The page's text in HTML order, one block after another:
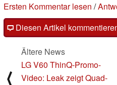
Ersten Kommentar lesen /
Diesen Artikel
⟨
Ältere News
LG V60 ThinQ-Promo-
Video: Leak zeigt Quad-